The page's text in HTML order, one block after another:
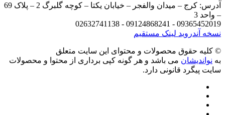
آدرس: کرج – میدان والفجر – خیابان یکتا – کوچه گلبرگ 2 – پلاک 69
3
09365452019 - 09124868241 -
آندرویدلینک مستقیم
حقوق محصولات و محتوای اين سایت متعلق
می باشد و هر گونه کپی برداری از محتوا و محصولات
پیگرد قانونی دارد.